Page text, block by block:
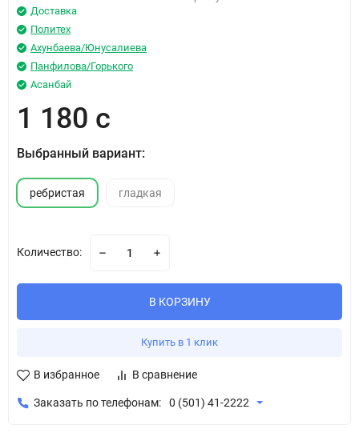
Доставка
Политех
Ахунбаева/Юнусалиева
Панфилова/Горького
Асанбай
1 180 с
Выбранный вариант:
ребристая гладкая
Количество:
В КОРЗИНУ
Купить в 1 клик
В избранное В сравнение
Заказать по телефонам: 0 (501) 41-2222